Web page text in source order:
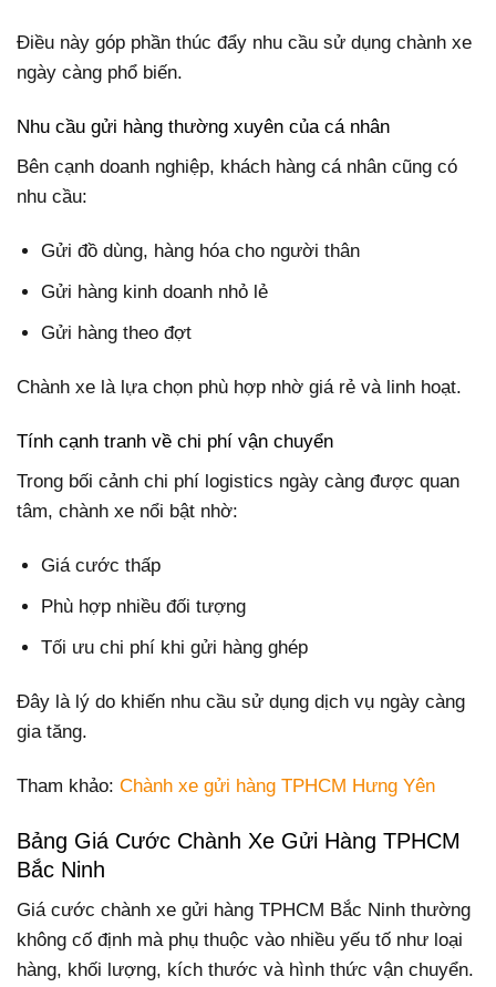
Điều này góp phần thúc đẩy nhu cầu sử dụng chành xe
ngày càng phổ biến.
Nhu cầu gửi hàng thường xuyên của cá nhân
Bên cạnh doanh nghiệp, khách hàng cá nhân cũng có
nhu cầu:
Gửi đồ dùng, hàng hóa cho người thân
Gửi hàng kinh doanh nhỏ lẻ
Gửi hàng theo đợt
Chành xe là lựa chọn phù hợp nhờ giá rẻ và linh hoạt.
Tính cạnh tranh về chi phí vận chuyển
Trong bối cảnh chi phí logistics ngày càng được quan
tâm, chành xe nổi bật nhờ:
Giá cước thấp
Phù hợp nhiều đối tượng
Tối ưu chi phí khi gửi hàng ghép
Đây là lý do khiến nhu cầu sử dụng dịch vụ ngày càng
gia tăng.
Tham khảo: Chành xe gửi hàng TPHCM Hưng Yên
Bảng Giá Cước Chành Xe Gửi Hàng TPHCM
Bắc Ninh
Giá cước chành xe gửi hàng TPHCM Bắc Ninh thường
không cố định mà phụ thuộc vào nhiều yếu tố như loại
hàng, khối lượng, kích thước và hình thức vận chuyển.